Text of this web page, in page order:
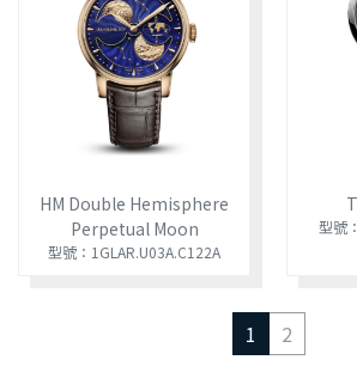
HM Double Hemisphere
Perpetual Moon
型號：1GLAR.U03A.C122A
型號
1 2